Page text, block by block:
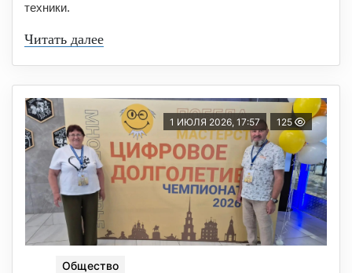
техники.
Читать далее
1 ИЮЛЯ 2026, 17:57 125
Общество